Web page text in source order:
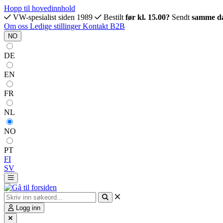
Hopp til hovedinnhold
VW-spesialist siden 1989
Bestilt før kl. 15.00? Sendt samme
Om oss Ledige stillingerKontakt B2B
NO
DE
EN
FR
NL
NO
PT
FI
SV
Logg inn